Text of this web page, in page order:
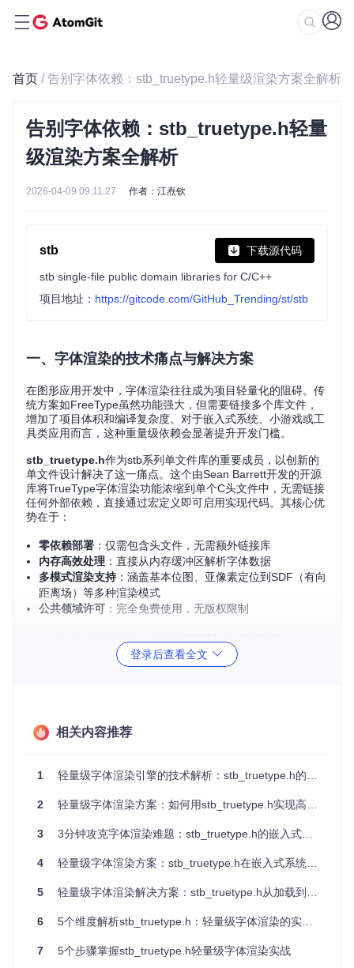
首页 / 告别字体依赖：stb_truetype.h轻量级渲染方案全解析
告别字体依赖：stb_truetype.h轻量
级渲染方案全解析
2026-04-09 09:11:27 作者：江焘钦
stb 下载源代码
stb single-file public domain libraries for C/C++
项目地址： https://gitcode.com/GitHub_Trending/st/stb
一、字体渲染的技术痛点与解决方案
在图形应用开发中，字体渲染往往成为项目轻量化的阻碍。传
统方案如FreeType虽然功能强大，但需要链接多个库文件，
增加了项目体积和编译复杂度。对于嵌入式系统、小游戏或工
具类应用而言，这种重量级依赖会显著提升开发门槛。
stb_truetype.h作为stb系列单文件库的重要成员，以创新的
单文件设计解决了这一痛点。这个由Sean Barrett开发的开源
库将TrueType字体渲染功能浓缩到单个C头文件中，无需链接
任何外部依赖，直接通过宏定义即可启用实现代码。其核心优
势在于：
零依赖部署 ：仅需包含头文件，无需额外链接库
内存高效处理 ：直接从内存缓冲区解析字体数据
多模式渲染支持 ：涵盖基本位图、亚像素定位到SDF（有向
距离场）等多种渲染模式
公共领域许可 ：完全免费使用，无版权限制
二、核心价值解析：技术原理与实际应用
这种设计将函数声明与实现巧妙地组织在同一文件中，预处理
器通过宏定义判断是否展开实现代码。当作为库使用时（未定
义STB_TRUETYPE_IMPLEMENTATION），文件仅提供函数
声明；当需要编译实现时，定义该宏即可包含完整代码。
2.2 字体渲染的核心工作流
stb_truetype.h将复杂的字体渲染过程抽象为清晰的四阶段流
字体解析：解析字体元数据，建立字符与字形的映射关系
登录后查看全文
相关内容推荐
1 轻量级字体渲染引擎的技术解析：stb_truetype.h的实现原理与创新应用
2 轻量级字体渲染方案：如何用stb_truetype.h实现高效文字显示
3 3分钟攻克字体渲染难题：stb_truetype.h的嵌入式实战指南
4 轻量级字体渲染方案：stb_truetype.h在嵌入式系统中的应用
5 轻量级字体渲染解决方案：stb_truetype.h从加载到优化全指南
6 5个维度解析stb_truetype.h：轻量级字体渲染的实现与优化
7 5个步骤掌握stb_truetype.h轻量级字体渲染实战